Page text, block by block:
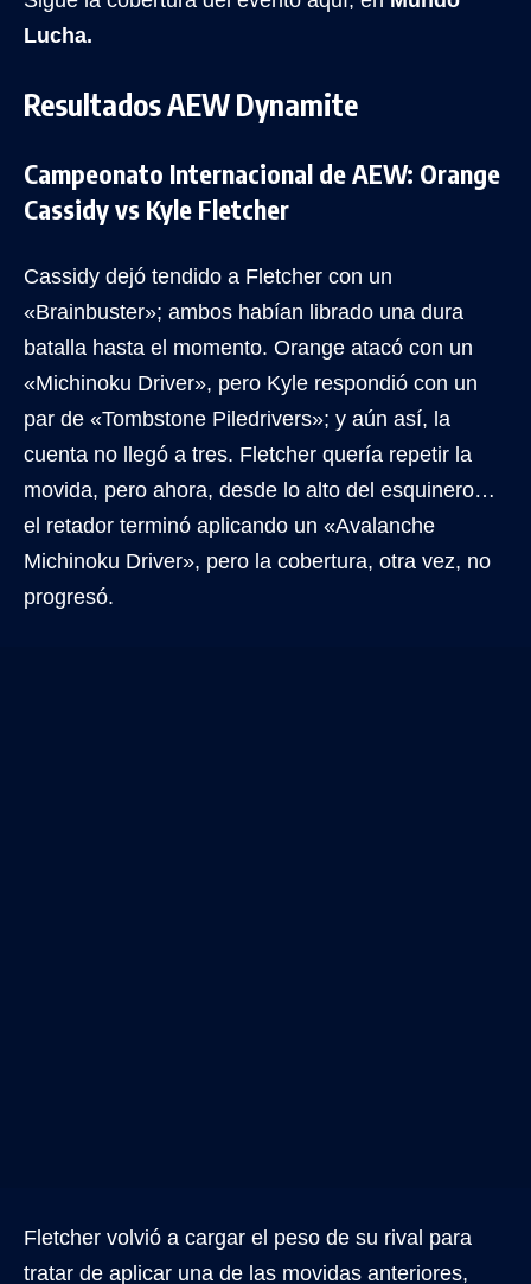
Lucha.
Resultados AEW Dynamite
Campeonato Internacional de AEW: Orange
Cassidy vs Kyle Fletcher
Cassidy dejó tendido a Fletcher con un
«Brainbuster»; ambos habían librado una dura
batalla hasta el momento. Orange atacó con un
«Michinoku Driver», pero Kyle respondió con un
par de «Tombstone Piledrivers»; y aún así, la
cuenta no llegó a tres. Fletcher quería repetir la
movida, pero ahora, desde lo alto del esquinero…
el retador terminó aplicando un «Avalanche
Michinoku Driver», pero la cobertura, otra vez, no
progresó.
Fletcher volvió a cargar el peso de su rival para
tratar de aplicar una de las movidas anteriores,